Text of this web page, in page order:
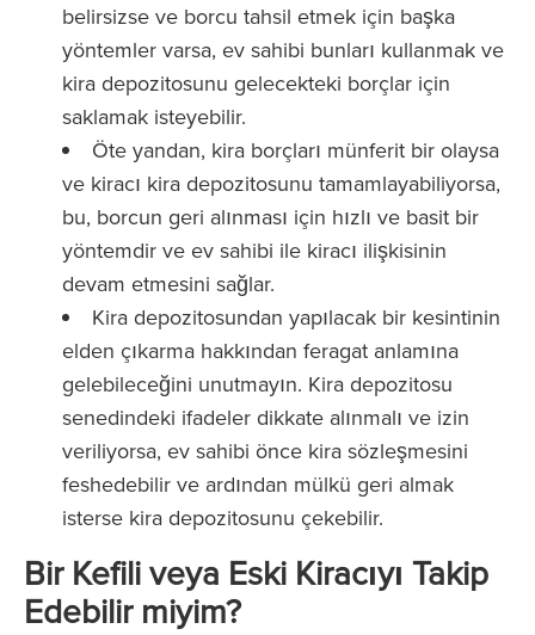
belirsizse ve borcu tahsil etmek için başka
yöntemler varsa, ev sahibi bunları kullanmak ve
kira depozitosunu gelecekteki borçlar için
saklamak isteyebilir.
Öte yandan, kira borçları münferit bir olaysa
ve kiracı kira depozitosunu tamamlayabiliyorsa,
bu, borcun geri alınması için hızlı ve basit bir
yöntemdir ve ev sahibi ile kiracı ilişkisinin
devam etmesini sağlar.
Kira depozitosundan yapılacak bir kesintinin
elden çıkarma hakkından feragat anlamına
gelebileceğini unutmayın. Kira depozitosu
senedindeki ifadeler dikkate alınmalı ve izin
veriliyorsa, ev sahibi önce kira sözleşmesini
feshedebilir ve ardından mülkü geri almak
isterse kira depozitosunu çekebilir.
Bir Kefili veya Eski Kiracıyı Takip
Edebilir miyim?